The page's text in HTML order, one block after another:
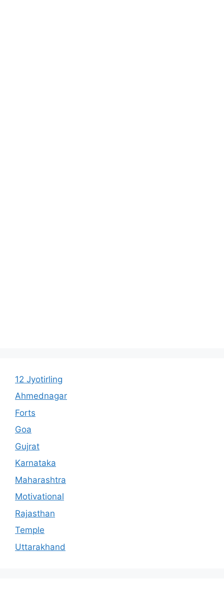
12 Jyotirling
Ahmednagar
Forts
Goa
Gujrat
Karnataka
Maharashtra
Motivational
Rajasthan
Temple
Uttarakhand